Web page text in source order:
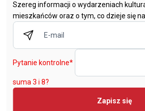
Szereg informacji o wydarzeniach
mieszkańców oraz o tym, co dzieje się
Pytanie kontrolne*
suma 3 i 8?
Zapisz się